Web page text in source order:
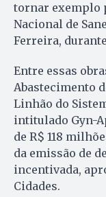
tornar exemplo
Nacional de
Ferreira,
Entre essas
Abastecimento
Linhão do
intitulado Gyn-
de R$ 118
da emissão de
incentivada,
Cidades.